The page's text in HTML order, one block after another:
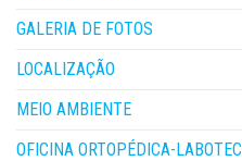
GALERIA DE FOTOS
LOCALIZAÇÃO
MEIO AMBIENTE
OFICINA ORTOPÉDICA-LABOTEC